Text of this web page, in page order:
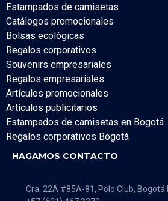
Estampados de camisetas
Catálogos promocionales
Bolsas ecológicas
Regalos corporativos
Souvenirs empresariales
Regalos empresariales
Artículos promocionales
Artículos publicitarios
Estampados de camisetas en Bogotá
Regalos corporativos Bogotá
HAGAMOS CONTACTO
Cra. 22A #85A-81, Polo Club, Bogotá